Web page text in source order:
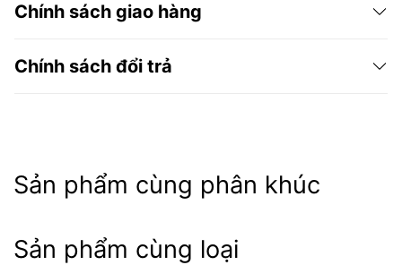
Chính sách giao hàng
Nội sẽ phụ thuộc vào đơn vị vận chuyển mà thời
gian giao nhận tầm 3-7 ngày làm việc.
Chính sách đổi trả
Sản phẩm cùng phân khúc
Sản phẩm cùng loại